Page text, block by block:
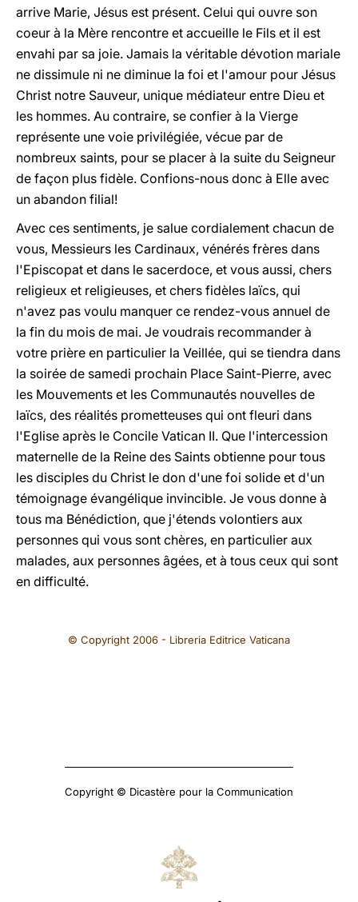
arrive Marie, Jésus est présent. Celui qui ouvre son
coeur à la Mère rencontre et accueille le Fils et il est
envahi par sa joie. Jamais la véritable dévotion mariale
ne dissimule ni ne diminue la foi et l'amour pour Jésus
Christ notre Sauveur, unique médiateur entre Dieu et
les hommes. Au contraire, se confier à la Vierge
représente une voie privilégiée, vécue par de
nombreux saints, pour se placer à la suite du Seigneur
de façon plus fidèle. Confions-nous donc à Elle avec
un abandon filial!
Avec ces sentiments, je salue cordialement chacun de
vous, Messieurs les Cardinaux, vénérés frères dans
l'Episcopat et dans le sacerdoce, et vous aussi, chers
religieux et religieuses, et chers fidèles laïcs, qui
n'avez pas voulu manquer ce rendez-vous annuel de
la fin du mois de mai. Je voudrais recommander à
votre prière en particulier la Veillée, qui se tiendra dans
la soirée de samedi prochain Place Saint-Pierre, avec
les Mouvements et les Communautés nouvelles de
laïcs, des réalités prometteuses qui ont fleuri dans
l'Eglise après le Concile Vatican II. Que l'intercession
maternelle de la Reine des Saints obtienne pour tous
les disciples du Christ le don d'une foi solide et d'un
témoignage évangélique invincible. Je vous donne à
tous ma Bénédiction, que j'étends volontiers aux
personnes qui vous sont chères, en particulier aux
malades, aux personnes âgées, et à tous ceux qui sont
en difficulté.
© Copyright 2006 - Libreria Editrice Vaticana
Copyright © Dicastère pour la Communication